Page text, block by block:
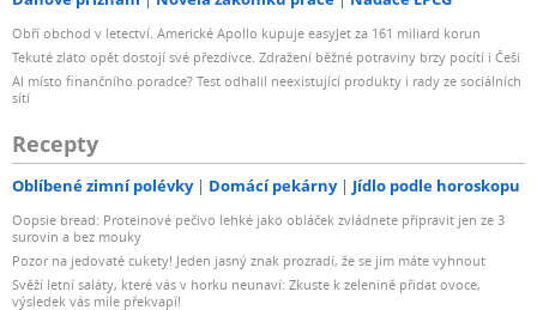
Obří obchod v letectví. Americké Apollo kupuje easyJet za 161 miliard korun
Tekuté zlato opět dostojí své přezdívce. Zdražení běžné potraviny brzy pocítí i Češi
AI místo finančního poradce? Test odhalil neexistující produkty i rady ze sociálních
sítí
Recepty
Oblíbené zimní polévky Domácí pekárny Jídlo podle horoskopu
Oopsie bread: Proteinové pečivo lehké jako obláček zvládnete připravit jen ze 3
surovin a bez mouky
Pozor na jedovaté cukety! Jeden jasný znak prozradí, že se jim máte vyhnout
Svěží letní saláty, které vás v horku neunaví: Zkuste k zelenině přidat ovoce,
výsledek vás mile překvapí!